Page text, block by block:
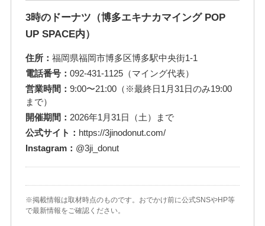
3時のドーナツ（博多エキナカマイング POP
UP SPACE内）
住所： 福岡県福岡市博多区博多駅中央街1-1
電話番号： 092-431-1125（マイング代表）
営業時間： 9:00〜21:00（※最終日1月31日のみ19:00
まで）
開催期間： 2026年1月31日（土）まで
公式サイト： https://3jinodonut.com/
Instagram： @3ji_donut
※掲載情報は取材時点のものです。おでかけ前に公式SNSやHP等
で最新情報をご確認ください。